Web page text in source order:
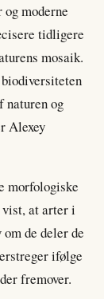
moderne
tidligere
mosaik.
naturen og
Alexey
morfologiske
at arter i
de deler de
ifølge
fremover.